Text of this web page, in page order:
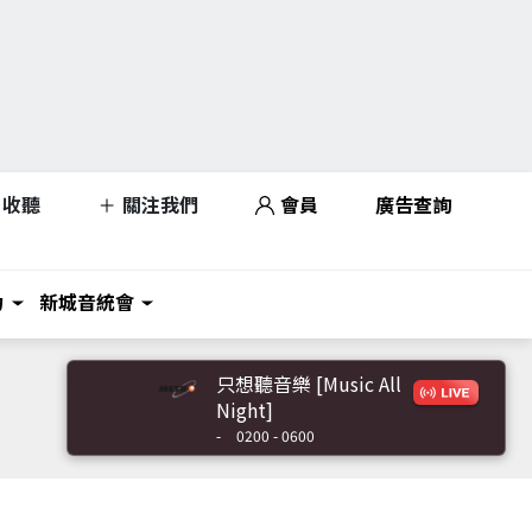
收聽 關注我們 會員 廣告查詢
新城音統會
只想聽音樂 [Music All
Night]
- 0200 - 0600